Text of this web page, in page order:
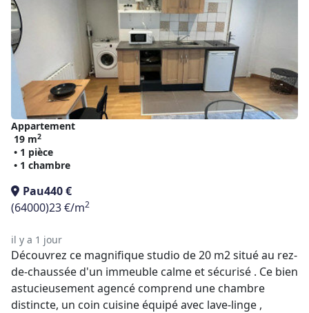
Appartement
19 m2
• 1 pièce
• 1 chambre
Pau440 €
(64000)23 €/m2
il y a 1 jour
Découvrez ce magnifique studio de 20 m2 situé au rez-
de-chaussée d'un immeuble calme et sécurisé . Ce bien
astucieusement agencé comprend une chambre
distincte, un coin cuisine équipé avec lave-linge ,